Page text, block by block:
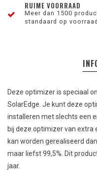
RUIME VOORRAAD
Meer dan 1500
standaard op voorraad
Deze optimizer is speciaal
SolarEdge. Je kunt deze
installeren met slechts een
bij deze optimizer van extra
kan worden gerealiseerd
maar liefst 99,5%. Dit
jaar.